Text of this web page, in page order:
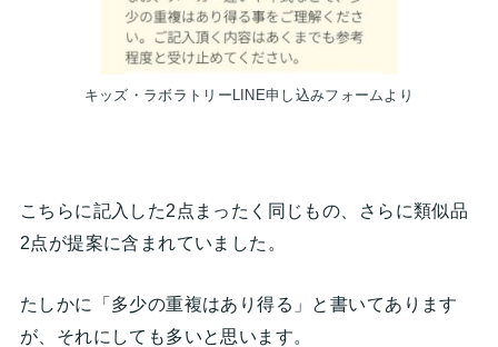
キッズ・ラボラトリーLINE申し込みフォームより
こちらに記入した2点まったく同じもの、さらに類似品
2点が提案に含まれていました。
たしかに「多少の重複はあり得る」と書いてあります
が、それにしても多いと思います。